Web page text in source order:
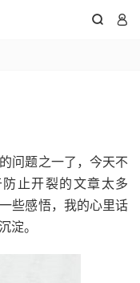
 
问题之一了，今天不
止开裂的文章太多
些感悟，我的心里话
淀。